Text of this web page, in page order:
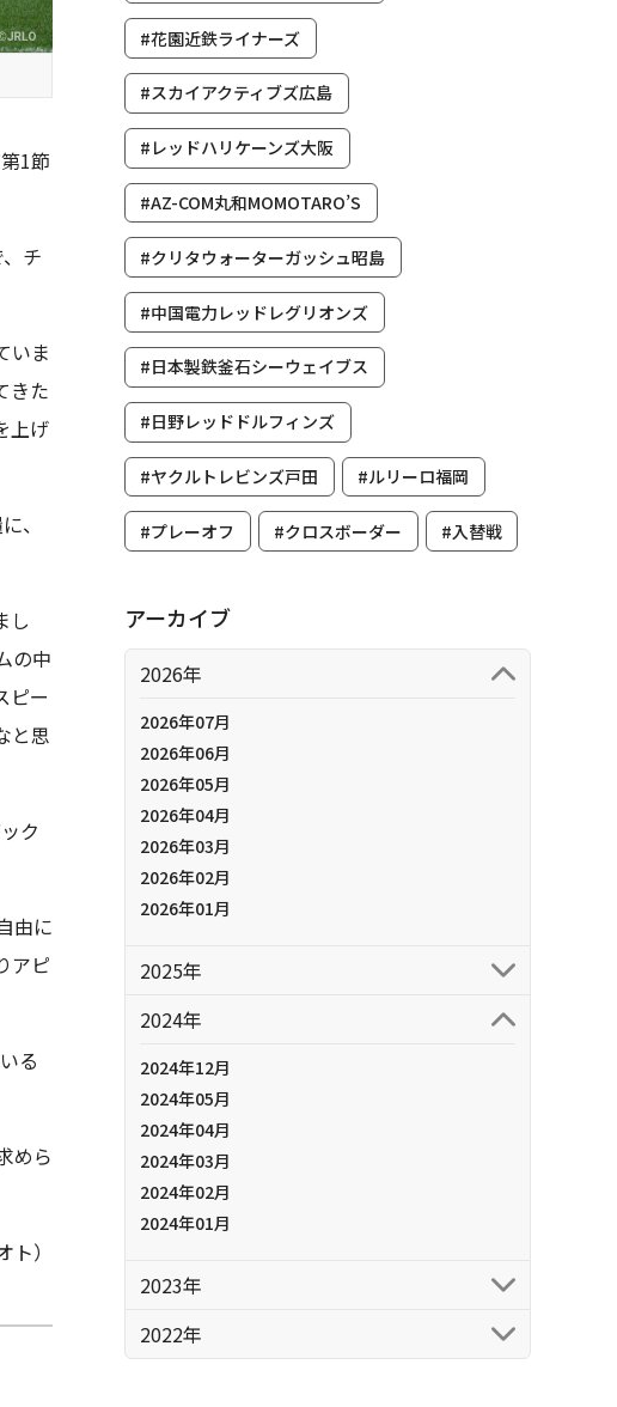
1節
チ
いま
きた
上げ
、
し
の中
ピー
と思
ク
由に
アピ
る
めら
ト）
#花園近鉄ライナーズ
#スカイアクティブズ広島
#レッドハリケーンズ大阪
#AZ-COM丸和MOMOTARO’S
#クリタウォーターガッシュ昭島
#中国電力レッドレグリオンズ
#日本製鉄釜石シーウェイブス
#日野レッドドルフィンズ
#ヤクルトレビンズ戸田 #ルリーロ福岡
#プレーオフ #クロスボーダー #入替戦
アーカイブ
2026年
2026年07月
2026年06月
2026年05月
2026年04月
2026年03月
2026年02月
2026年01月
2025年
2024年
2024年12月
2024年05月
2024年04月
2024年03月
2024年02月
2024年01月
2023年
2022年